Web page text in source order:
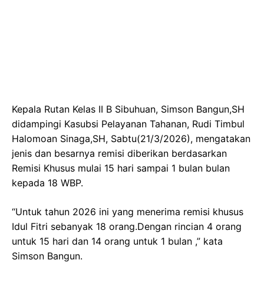
Kepala Rutan Kelas II B Sibuhuan, Simson Bangun,SH
didampingi Kasubsi Pelayanan Tahanan, Rudi Timbul
Halomoan Sinaga,SH, Sabtu(21/3/2026), mengatakan
jenis dan besarnya remisi diberikan berdasarkan
Remisi Khusus mulai 15 hari sampai 1 bulan bulan
kepada 18 WBP.
“Untuk tahun 2026 ini yang menerima remisi khusus
Idul Fitri sebanyak 18 orang.Dengan rincian 4 orang
untuk 15 hari dan 14 orang untuk 1 bulan ,” kata
Simson Bangun.